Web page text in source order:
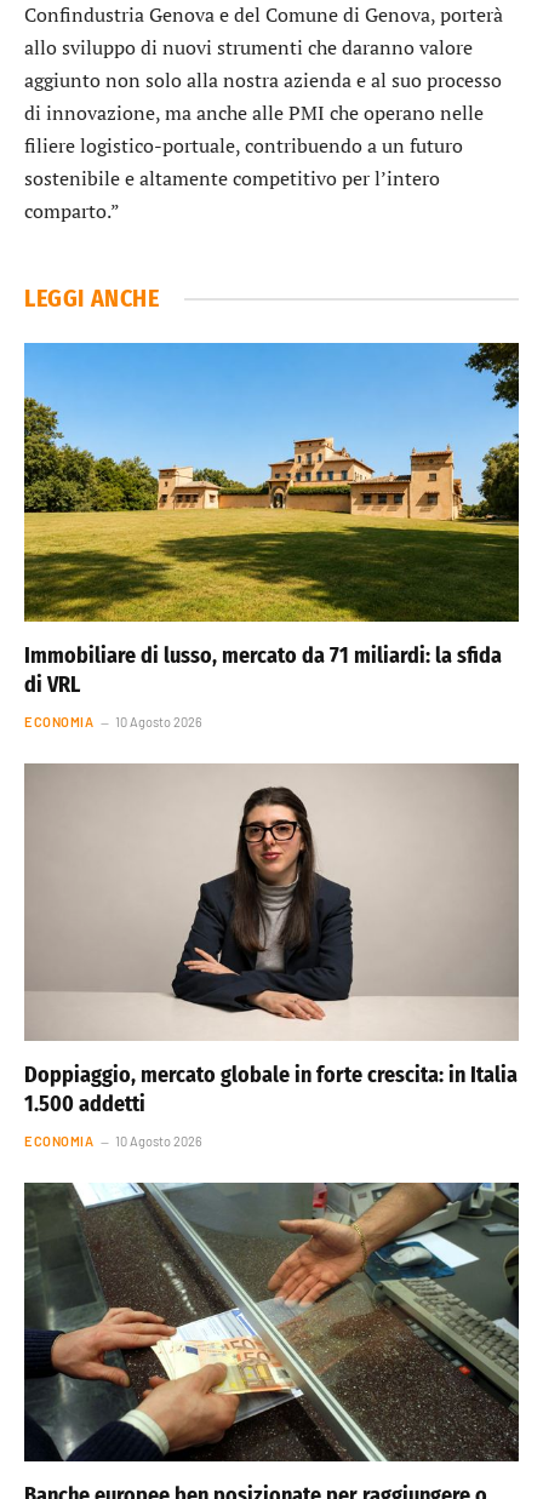
Confindustria Genova e del Comune di Genova, porterà
allo sviluppo di nuovi strumenti che daranno valore
aggiunto non solo alla nostra azienda e al suo processo
di innovazione, ma anche alle PMI che operano nelle
filiere logistico-portuale, contribuendo a un futuro
sostenibile e altamente competitivo per l’intero
comparto.”
LEGGI ANCHE
Immobiliare di lusso, mercato da 71 miliardi: la sfida
di VRL
ECONOMIA 10 Agosto 2026
Doppiaggio, mercato globale in forte crescita: in Italia
1.500 addetti
ECONOMIA 10 Agosto 2026